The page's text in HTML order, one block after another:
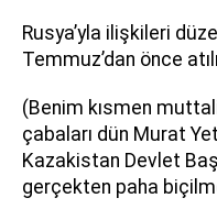
Rusya’yla ilişkileri
Temmuz’dan önce
(Benim kısmen
çabaları dün Murat
Kazakistan Devlet
gerçekten paha